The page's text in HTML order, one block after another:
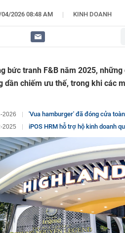
2026 08:48 AM | KINH DOANH
bức tranh F&B năm 2025,
dần chiếm ưu thế, trong khi các
2026 'Vua hamburger' đã đóng cửa
2025 iPOS HRM hỗ trợ hộ kinh doanh